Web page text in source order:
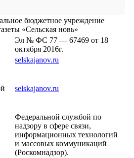
бюджетное учреждение
«Сельская новь»
Эл № ФС 77 — 67469 от 18
октября 2016г.
selskajanov.ru
selskajanov.ru
Федеральной службой по
надзору в сфере связи,
информационных технологий
и массовых коммуникаций
(Роскомнадзор).